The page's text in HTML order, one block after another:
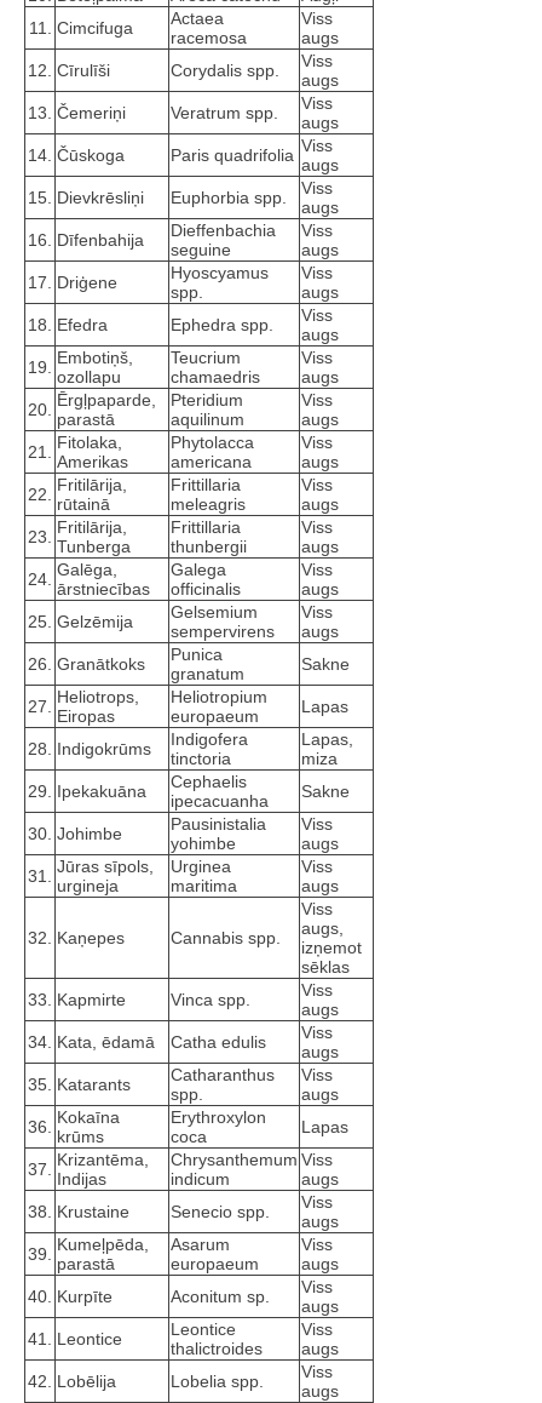
11. Cimcifuga
Actaea
racemosa
Viss
augs
12. Cīrulīši Corydalis spp.
Viss
augs
13. Čemeriņi Veratrum spp.
Viss
augs
14. Čūskoga Paris quadrifolia Viss
augs
15. Dievkrēsliņi Euphorbia spp.
Viss
augs
16. Dīfenbahija
Dieffenbachia
seguine
Viss
augs
17. Driģene
Hyoscyamus
spp.
Viss
augs
18. Efedra Ephedra spp.
Viss
augs
19. Embotiņš,
ozollapu
Teucrium
chamaedris
Viss
augs
20. Ērgļpaparde,
parastā
Pteridium
aquilinum
Viss
augs
21. Fitolaka,
Amerikas
Phytolacca
americana
Viss
augs
22. Fritilārija,
rūtainā
Frittillaria
meleagris
Viss
augs
23. Fritilārija,
Tunberga
Frittillaria
thunbergii
Viss
augs
24. Galēga,
ārstniecības
Galega
officinalis
Viss
augs
25. Gelzēmija
Gelsemium
sempervirens
Viss
augs
26. Granātkoks
Punica
granatum
Sakne
27. Heliotrops,
Eiropas
Heliotropium
europaeum
Lapas
28. Indigokrūms
Indigofera
tinctoria
Lapas,
miza
29. Ipekakuāna
Cephaelis
ipecacuanha
Sakne
30. Johimbe
Pausinistalia
yohimbe
Viss
augs
31. Jūras sīpols,
urgineja
Urginea
maritima
Viss
augs
32. Kaņepes Cannabis spp.
Viss
augs,
izņemot
sēklas
33. Kapmirte Vinca spp.
Viss
augs
34. Kata, ēdamā Catha edulis
Viss
augs
35. Katarants
Catharanthus
spp.
Viss
augs
36. Kokaīna
krūms
Erythroxylon
coca
Lapas
37. Krizantēma,
Indijas
Chrysanthemum
indicum
Viss
augs
38. Krustaine Senecio spp.
Viss
augs
39. Kumeļpēda,
parastā
Asarum
europaeum
Viss
augs
40. Kurpīte Aconitum sp.
Viss
augs
41. Leontice
Leontice
thalictroides
Viss
augs
42. Lobēlija Lobelia spp.
Viss
augs